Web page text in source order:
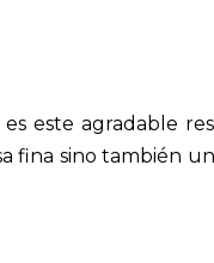
este agradable
fina sino también